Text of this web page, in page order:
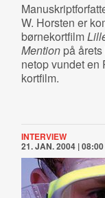
W. Horsten er
børnekortfilm
Mentionpå årets
netop vundet en
kortfilm.
INTERVIEW
21. JAN. 2004 | 08:00